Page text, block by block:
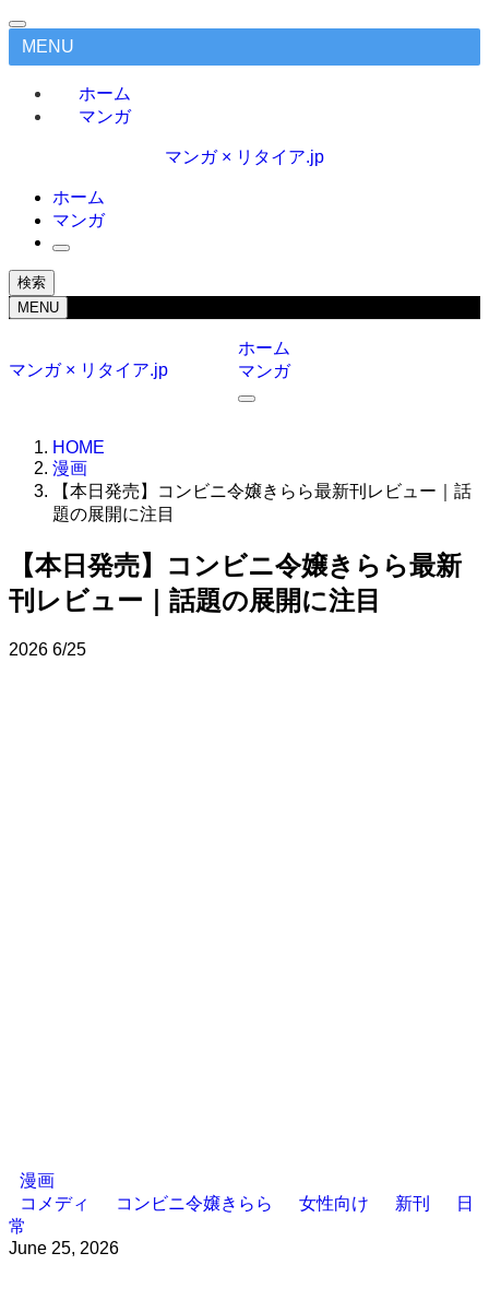
MENU
ホーム
マンガ
マンガ × リタイア.jp
ホーム
マンガ
検索
MENU
マンガ × リタイア.jp
ホーム
マンガ
HOME
漫画
【本日発売】コンビニ令嬢きらら最新刊レビュー｜話
題の展開に注目
【本日発売】コンビニ令嬢きらら最新
刊レビュー｜話題の展開に注目
2026 6/25
漫画
コメディ
コンビニ令嬢きらら 女性向け 新刊
日
常
June 25, 2026